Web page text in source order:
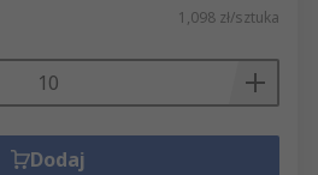
1,098 zł/sztuka
Dodaj